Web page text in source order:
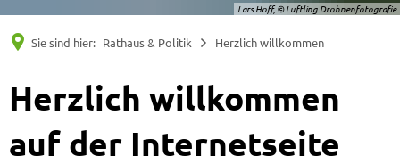
Lars Hoff, © Luftling Drohnenfotografie
Sie sind hier: Rathaus & Politik Herzlich willkommen
Herzlich
willkommen
Herzlich willkommen
auf der Internetseite